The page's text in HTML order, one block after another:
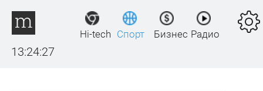
13:24:27
Hi-tech Спорт Бизнес Радио